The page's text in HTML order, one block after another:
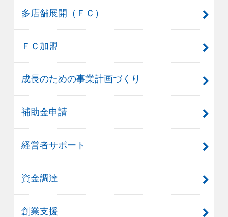
多店舗展開（ＦＣ）
ＦＣ加盟
成長のための事業計画づくり
補助金申請
経営者サポート
資金調達
創業支援